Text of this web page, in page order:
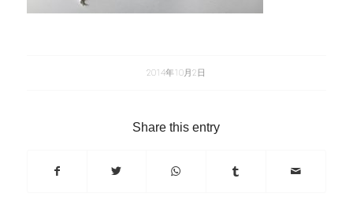
2014年10月2日
Share this entry